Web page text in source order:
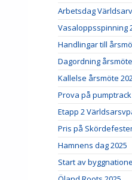
Arbetsdag
Vasaloppsspinning
Handlingar till
Dagordning
Kallelse årsmöte
Prova på pumptrack
Etapp 2
Pris på
Hamnens dag 2025
Start av